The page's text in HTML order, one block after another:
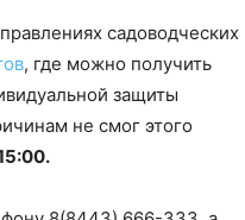
садоводческих
, где можно получить
защиты
не смог этого